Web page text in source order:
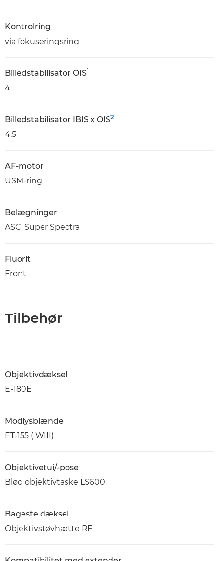
Kontrolring
via fokuseringsring
Billedstabilisator OIS1
4
Billedstabilisator IBIS x OIS2
4,5
AF-motor
USM-ring
Belægninger
ASC, Super Spectra
Fluorit
Front
Tilbehør
Objektivdæksel
E-180E
Modlysblænde
ET-155 ( WIII)
Objektivetui/-pose
Blød objektivtaske LS600
Bageste dæksel
Objektivstøvhætte RF